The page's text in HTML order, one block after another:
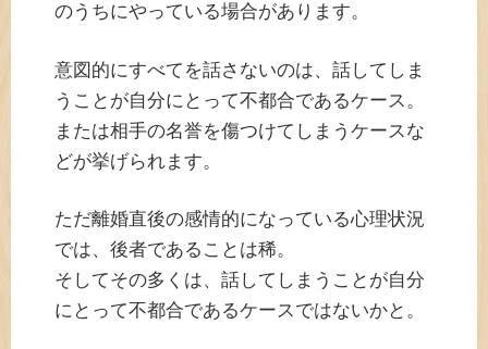
のうちにやっている場合があります。
意図的にすべてを話さないのは、話してしま
うことが自分にとって不都合であるケース。
または相手の名誉を傷つけてしまうケースな
どが挙げられます。
ただ離婚直後の感情的になっている心理状況
では、後者であることは稀。
そしてその多くは、話してしまうことが自分
にとって不都合であるケースではないかと。